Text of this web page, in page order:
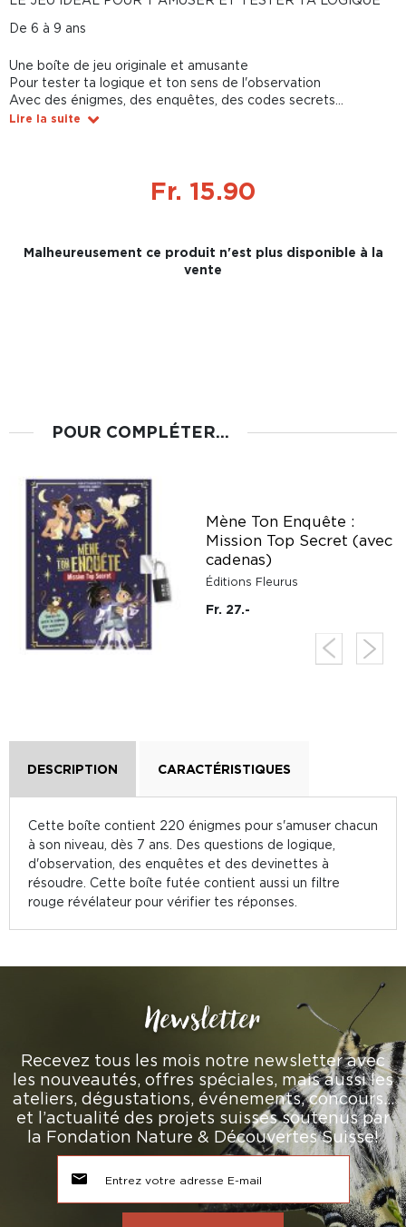
De 6 à 9 ans
Une boîte de jeu originale et amusante
Pour tester ta logique et ton sens de l'observation
Avec des énigmes, des enquêtes, des codes secrets...
Lire la suite
Fr. 15.90
Malheureusement ce produit n'est plus disponible à la
vente
POUR COMPLÉTER...
Mène Ton Enquête :
Mission Top Secret (avec
cadenas)
Éditions Fleurus
Fr. 27.-
DESCRIPTION CARACTÉRISTIQUES
Cette boîte contient 220 énigmes pour s'amuser chacun
à son niveau, dès 7 ans. Des questions de logique,
d'observation, des enquêtes et des devinettes à
résoudre. Cette boîte futée contient aussi un filtre
rouge révélateur pour vérifier tes réponses.
Newsletter
Recevez tous les mois notre newsletter avec
les nouveautés, offres spéciales, mais aussi les
ateliers, dégustations, événements, concours…
et l’actualité des projets suisses soutenus par
la Fondation Nature & Découvertes Suisse!